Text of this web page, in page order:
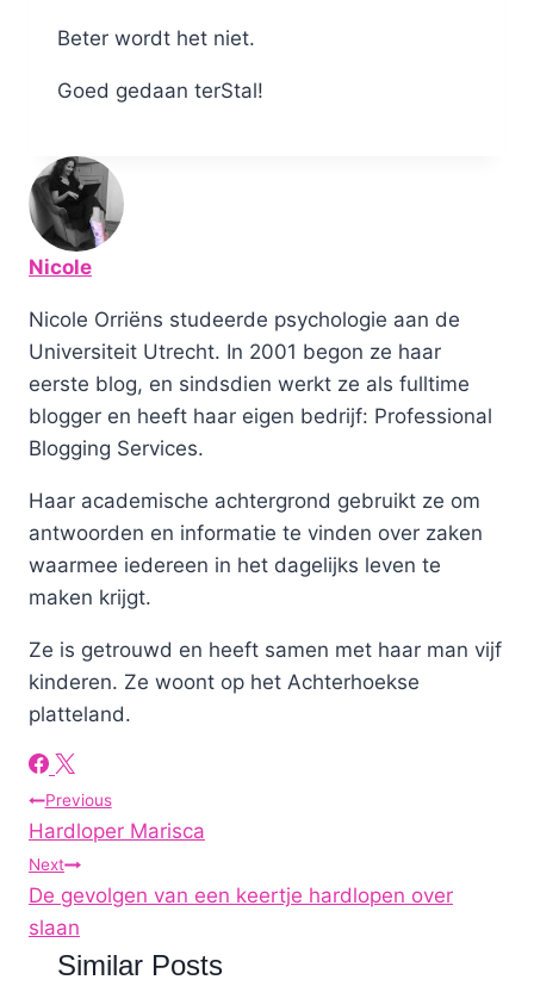
Beter wordt het niet.
Goed gedaan terStal!
Nicole
Nicole Orriëns studeerde psychologie aan de
Universiteit Utrecht. In 2001 begon ze haar
eerste blog, en sindsdien werkt ze als fulltime
blogger en heeft haar eigen bedrijf: Professional
Blogging Services.
Haar academische achtergrond gebruikt ze om
antwoorden en informatie te vinden over zaken
waarmee iedereen in het dagelijks leven te
maken krijgt.
Ze is getrouwd en heeft samen met haar man vijf
kinderen. Ze woont op het Achterhoekse
platteland.
Post
navigation
Previous
Hardloper Marisca
Next
De gevolgen van een keertje hardlopen over
slaan
Similar Posts